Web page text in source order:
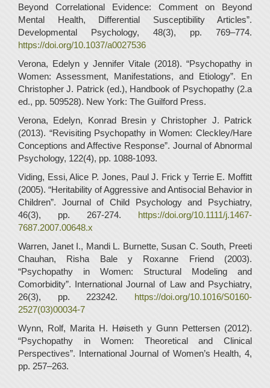
Beyond Correlational Evidence: Comment on Beyond
Mental Health, Differential Susceptibility Articles”.
Developmental Psychology, 48(3), pp. 769–774.
https://doi.org/10.1037/a0027536
Verona, Edelyn y Jennifer Vitale (2018). “Psychopathy in
Women: Assessment, Manifestations, and Etiology”. En
Christopher J. Patrick (ed.), Handbook of Psychopathy (2.a
ed., pp. 509528). New York: The Guilford Press.
Verona, Edelyn, Konrad Bresin y Christopher J. Patrick
(2013). “Revisiting Psychopathy in Women: Cleckley/Hare
Conceptions and Affective Response”. Journal of Abnormal
Psychology, 122(4), pp. 1088-1093.
Viding, Essi, Alice P. Jones, Paul J. Frick y Terrie E. Moffitt
(2005). “Heritability of Aggressive and Antisocial Behavior in
Children”. Journal of Child Psychology and Psychiatry,
46(3), pp. 267-274. https://doi.org/10.1111/j.1467-
7687.2007.00648.x
Warren, Janet I., Mandi L. Burnette, Susan C. South, Preeti
Chauhan, Risha Bale y Roxanne Friend (2003).
“Psychopathy in Women: Structural Modeling and
Comorbidity”. International Journal of Law and Psychiatry,
26(3), pp. 223242. https://doi.org/10.1016/S0160-
2527(03)00034-7
Wynn, Rolf, Marita H. Høiseth y Gunn Pettersen (2012).
“Psychopathy in Women: Theoretical and Clinical
Perspectives”. International Journal of Women’s Health, 4,
pp. 257–263.